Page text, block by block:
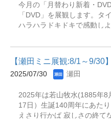
ています。
性化するために京都博覧会
11月11日）は開催されまし
覧会は名称を変えて1928年
しました。 また、この時
設の「博覧館」を開設し、
願寺集覧会）を開催してい
は、現在の龍谷ミュージア
考える上でも意義深いも
における博覧会の成立と展
日本の近代化の様々な局面
今月の「月替わり新着・
「DVD」を展観します。タ
ハラハラドキドキで感動し
増えますね。そんな皆さま
は「友情・絆・冒険・愛」
ングでハッピーな映画を特
すすめ作品は、心温まる感
て、素敵な夏の思い出を作
のご来館を心よりお待ちし
ドとは瀬田図書館ライブラ
【瀬田ミニ展観:8/1～9/30
2025/07/30 瀬田
2025年は若山牧水(1885年8
17日）生誕140周年にあた
えさり行かば 寂しさの終て